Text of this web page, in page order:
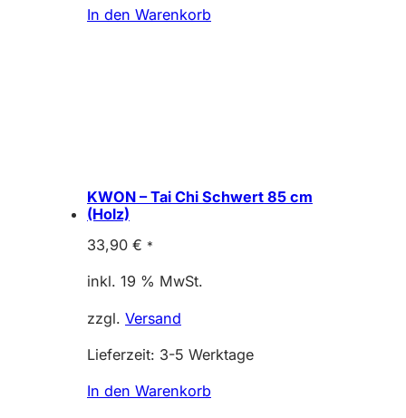
In den Warenkorb
KWON – Tai Chi Schwert 85 cm
(Holz)
33,90 € *
inkl. 19 % MwSt.
zzgl. Versand
Lieferzeit: 3-5 Werktage
In den Warenkorb